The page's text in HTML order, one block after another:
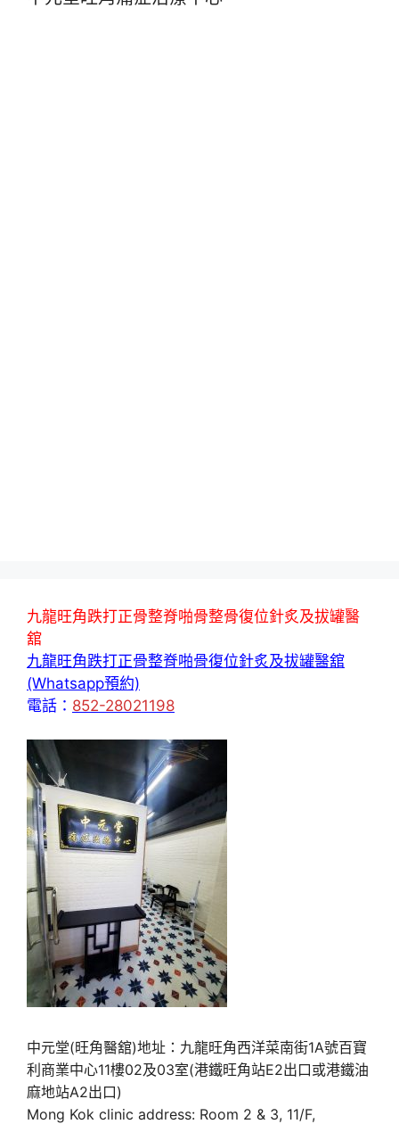
九龍旺角跌打正骨整脊啪骨整骨復位針炙及拔罐醫
舘
九龍旺角跌打正骨整脊啪骨復位針炙及拔罐醫舘
(Whatsapp預約)
電話： 852-28021198
中元堂(旺角醫舘)地址：九龍旺角西洋菜南街1A號百寶
利商業中心11樓02及03室(港鐵旺角站E2出口或港鐵油
麻地站A2出口)
Mong Kok clinic address: Room 2 & 3, 11/F,